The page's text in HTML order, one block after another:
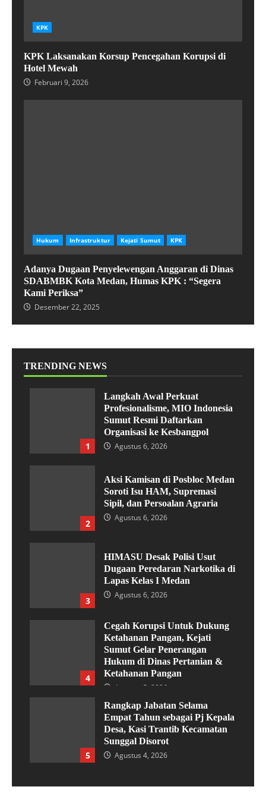
KPK
KPK Laksanakan Korsup Pencegahan Korupsi di
Hotel Mewah
Februari 9, 2026
Hukum Infrastruktur Kejati Sumut KPK
Adanya Dugaan Penyelewengan Anggaran di Dinas
SDABMBK Kota Medan, Humas KPK : “Segera
Kami Periksa”
Desember 22, 2025
TRENDING NEWS
1
Langkah Awal Perkuat
Profesionalisme, MIO Indonesia
Sumut Resmi Daftarkan
Organisasi ke Kesbangpol
Agustus 6, 2026
2
Aksi Kamisan di Posbloc Medan
Soroti Isu HAM, Supremasi
Sipil, dan Persoalan Agraria
Agustus 6, 2026
3
HIMASU Desak Polisi Usut
Dugaan Peredaran Narkotika di
Lapas Kelas I Medan
Agustus 6, 2026
4
Cegah Korupsi Untuk Dukung
Ketahanan Pangan, Kejati
Sumut Gelar Penerangan
Hukum di Dinas Pertanian &
Ketahanan Pangan
Agustus 5, 2026
5
Rangkap Jabatan Selama
Empat Tahun sebagai Pj Kepala
Desa, Kasi Trantib Kecamatan
Sunggal Disorot
Agustus 4, 2026